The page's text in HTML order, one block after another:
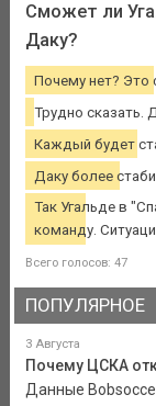
Сможет ли
Даку?
Почему нет?
Трудно сказать.
Каждый будет
Даку более
Так Угальде в
команду.
Всего голосов: 47
ПОПУЛЯРНОЕ
3 Августа
Почему ЦСКА
Данные